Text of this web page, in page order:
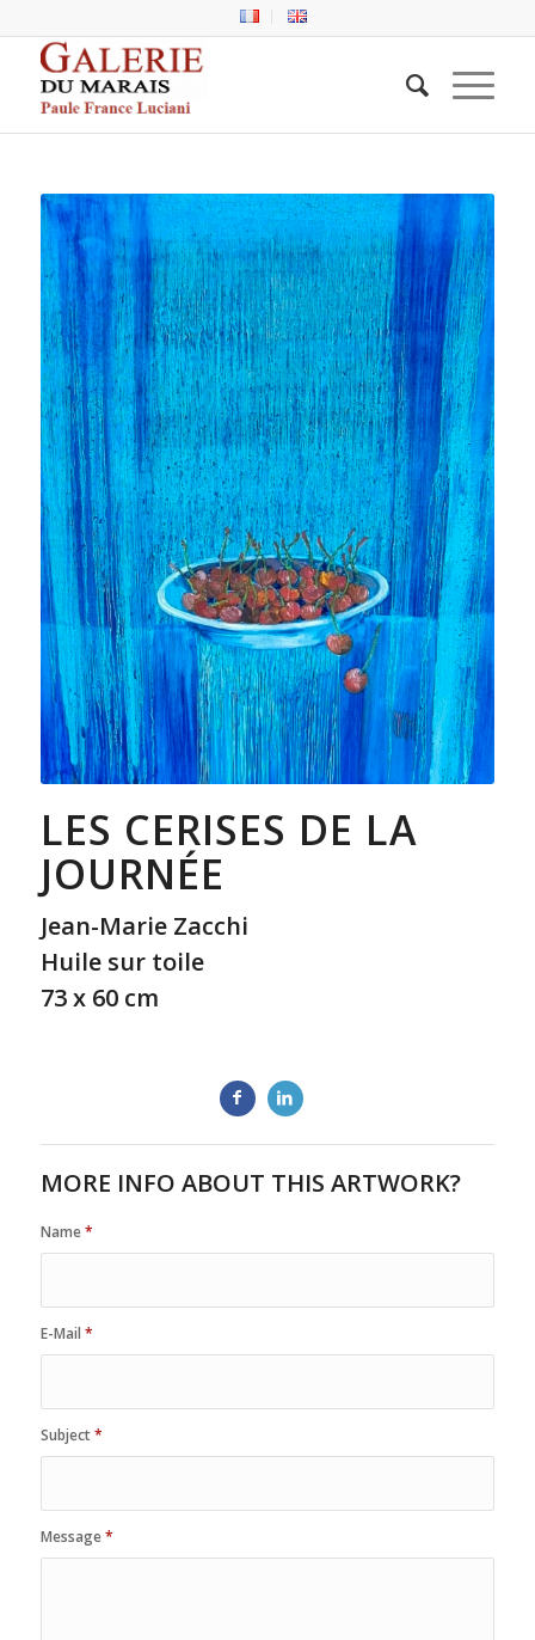
LES CERISES DE LA
JOURNÉE
Jean-Marie Zacchi
Huile sur toile
73 x 60 cm
MORE INFO ABOUT THIS ARTWORK?
Name*
E-Mail *
Subject*
Message*